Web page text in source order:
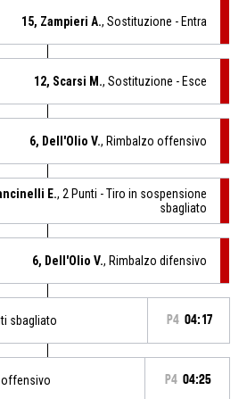
15, Zampieri A., Sostituzione - Entra
12, Scarsi M., Sostituzione - Esce
6, Dell'Olio V., Rimbalzo offensivo
E., 2 Punti - Tiro in sospensione
sbagliato
6, Dell'Olio V., Rimbalzo difensivo
sbagliato P4 04:17
offensivo P4 04:25